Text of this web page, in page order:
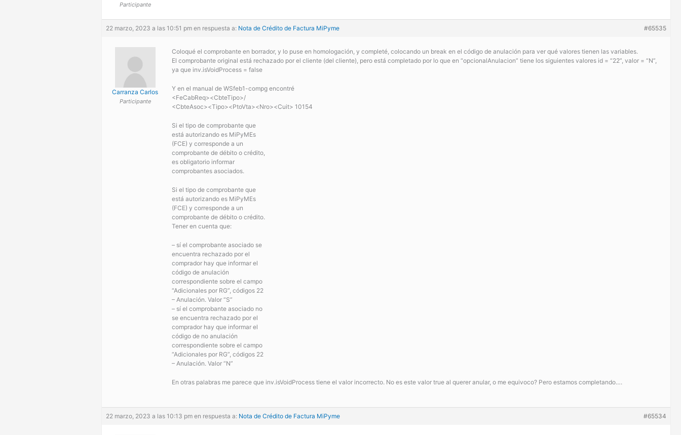
Participante
22 marzo, 2023 a las 10:51 pm en respuesta a: Nota de Crédito de Factura MiPyme #65535
Carranza Carlos
Participante
Coloqué el comprobante en borrador, y lo puse en homologación, y completé, colocando un break en el código de anulación para ver qué valores tienen las variables.
El comprobante original está rechazado por el cliente (del cliente), pero está completado por lo que en “opcionalAnulacion” tiene los siguientes valores id = “22”, valor = “N”,
ya que inv.isVoidProcess = false
Y en el manual de WSfeb1-compg encontré
<FeCabReq><CbteTipo>/
<CbteAsoc><Tipo><PtoVta><Nro><Cuit> 10154
Si el tipo de comprobante que
está autorizando es MiPyMEs
(FCE) y corresponde a un
comprobante de débito o crédito,
es obligatorio informar
comprobantes asociados.
Si el tipo de comprobante que
está autorizando es MiPyMEs
(FCE) y corresponde a un
comprobante de débito o crédito.
Tener en cuenta que:
– sí el comprobante asociado se
encuentra rechazado por el
comprador hay que informar el
código de anulación
correspondiente sobre el campo
“Adicionales por RG”, códigos 22
– Anulación. Valor “S”
– sí el comprobante asociado no
se encuentra rechazado por el
comprador hay que informar el
código de no anulación
correspondiente sobre el campo
“Adicionales por RG”, códigos 22
– Anulación. Valor “N”
En otras palabras me parece que inv.isVoidProcess tiene el valor incorrecto. No es este valor true al querer anular, o me equivoco? Pero estamos completando….
22 marzo, 2023 a las 10:13 pm en respuesta a: Nota de Crédito de Factura MiPyme #65534